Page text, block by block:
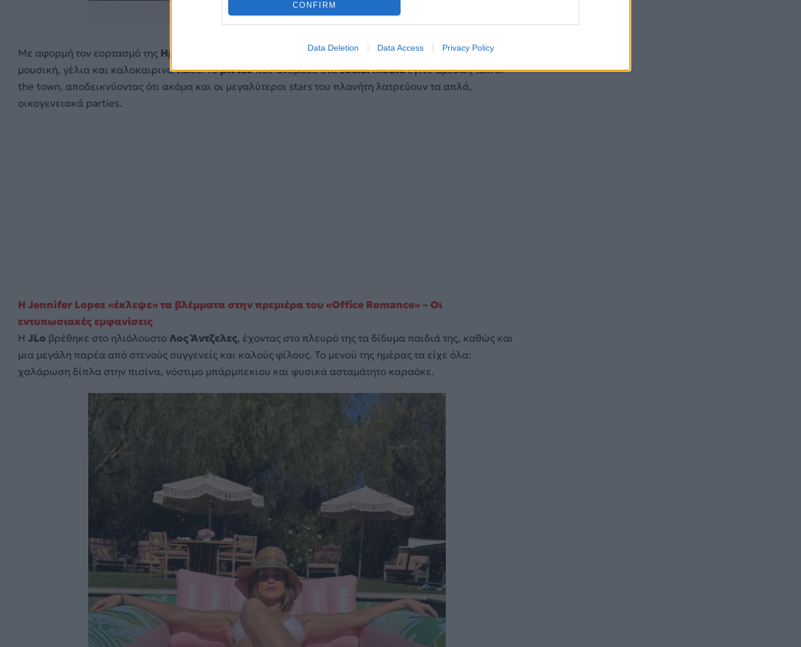
CONFIRM
Data Deletion Data Access Privacy Policy
https://www.instagram.com/jlo
Με αφορμή τον εορτασμό της Ημέρας Μνήμης (Memorial Day), έστησε ένα super fun σκηνικό γεμάτο
μουσική, γέλια και καλοκαιρινά vibes. Τοβίντεοπου ανέβασε σταsocial mediaέγινε αμέσως talk of
the town, αποδεικνύοντας ότι ακόμα και οι μεγαλύτεροι stars του πλανήτη λατρεύουν τα απλά,
οικογενειακά parties.
Η Jennifer Lopez «έκλεψε» τα βλέμματα στην πρεμιέρα του «Office Romance» – Oι
εντυπωσιακές εμφανίσεις
Η JLo βρέθηκε στο ηλιόλουστοΛος Άντζελες, έχοντας στο πλευρό της τα δίδυμα παιδιά της, καθώς και
μια μεγάλη παρέα από στενούς συγγενείς και καλούς φίλους. Το μενού της ημέρας τα είχε όλα:
χαλάρωση δίπλα στην πισίνα, νόστιμο μπάρμπεκιου και φυσικά ασταμάτητο καραόκε.